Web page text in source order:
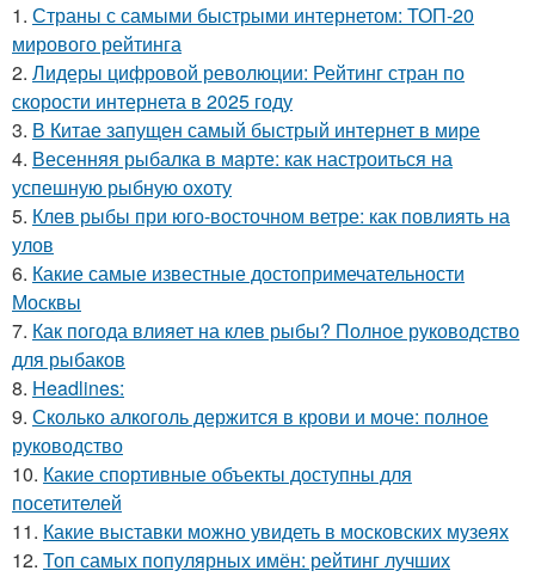
1. Страны с самыми быстрыми интернетом: ТОП-20
мирового рейтинга
2. Лидеры цифровой революции: Рейтинг стран по
скорости интернета в 2025 году
3. В Китае запущен самый быстрый интернет в мире
4. Весенняя рыбалка в марте: как настроиться на
успешную рыбную охоту
5. Клев рыбы при юго-восточном ветре: как повлиять на
улов
6. Какие самые известные достопримечательности
Москвы
7. Как погода влияет на клев рыбы? Полное руководство
для рыбаков
8. Headlines:
9. Сколько алкоголь держится в крови и моче: полное
руководство
10. Какие спортивные объекты доступны для
посетителей
11. Какие выставки можно увидеть в московских музеях
12. Топ самых популярных имён: рейтинг лучших